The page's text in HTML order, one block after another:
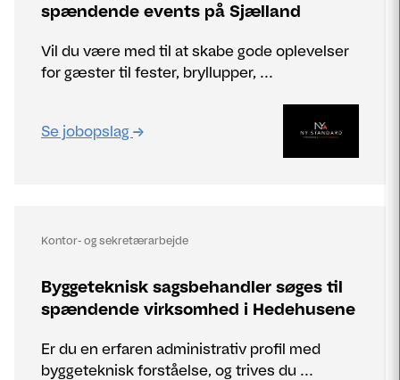
spændende events på Sjælland
Vil du være med til at skabe gode oplevelser
for gæster til fester, bryllupper, ...
Se jobopslag
Kontor- og sekretærarbejde
Byggeteknisk sagsbehandler søges til
spændende virksomhed i Hedehusene
Er du en erfaren administrativ profil med
byggeteknisk forståelse, og trives du ...